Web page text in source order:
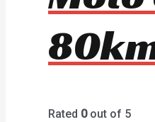
Rated 0out of 5